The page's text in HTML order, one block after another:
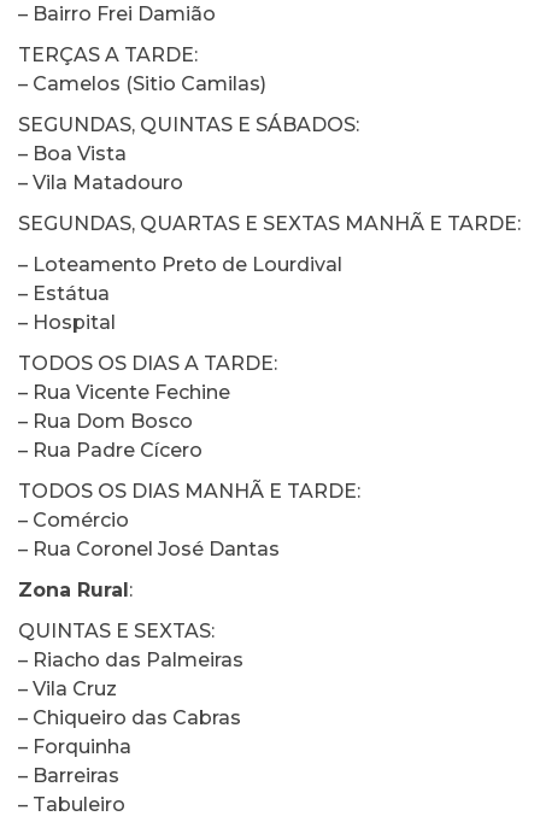
– Bairro Frei Damião
TERÇAS A TARDE:
– Camelos (Sitio Camilas)
SEGUNDAS, QUINTAS E SÁBADOS:
– Boa Vista
– Vila Matadouro
SEGUNDAS, QUARTAS E SEXTAS MANHÃ E TARDE:
– Loteamento Preto de Lourdival
– Estátua
– Hospital
TODOS OS DIAS A TARDE:
– Rua Vicente Fechine
– Rua Dom Bosco
– Rua Padre Cícero
TODOS OS DIAS MANHÃ E TARDE:
– Comércio
– Rua Coronel José Dantas
Zona Rural:
QUINTAS E SEXTAS:
– Riacho das Palmeiras
– Vila Cruz
– Chiqueiro das Cabras
– Forquinha
– Barreiras
– Tabuleiro